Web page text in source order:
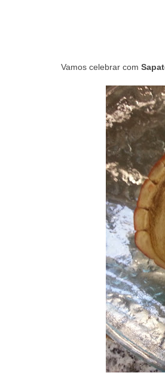
Vamos celebrar com